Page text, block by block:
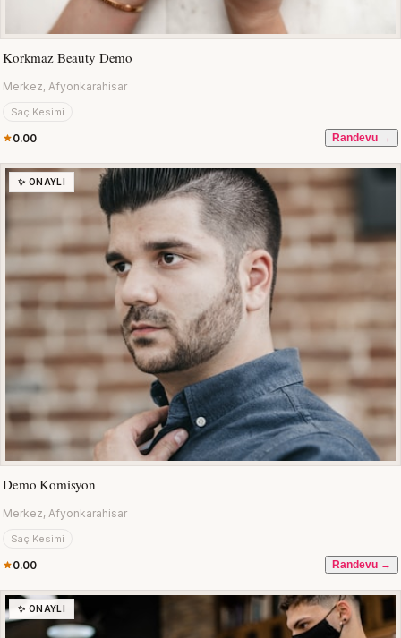
Korkmaz Beauty Demo
Merkez, Afyonkarahisar
Saç Kesimi
0.00 Randevu →
✨ ONAYLI
Demo Komisyon
Merkez, Afyonkarahisar
Saç Kesimi
0.00 Randevu →
✨ ONAYLI